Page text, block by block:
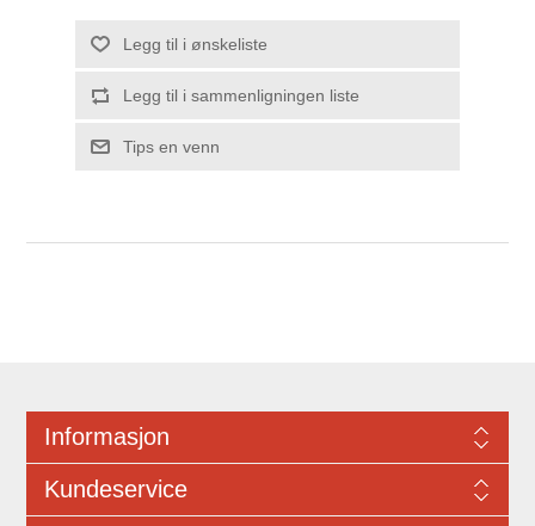
Legg til i ønskeliste
Legg til i sammenligningen liste
Tips en venn
Informasjon
Kundeservice